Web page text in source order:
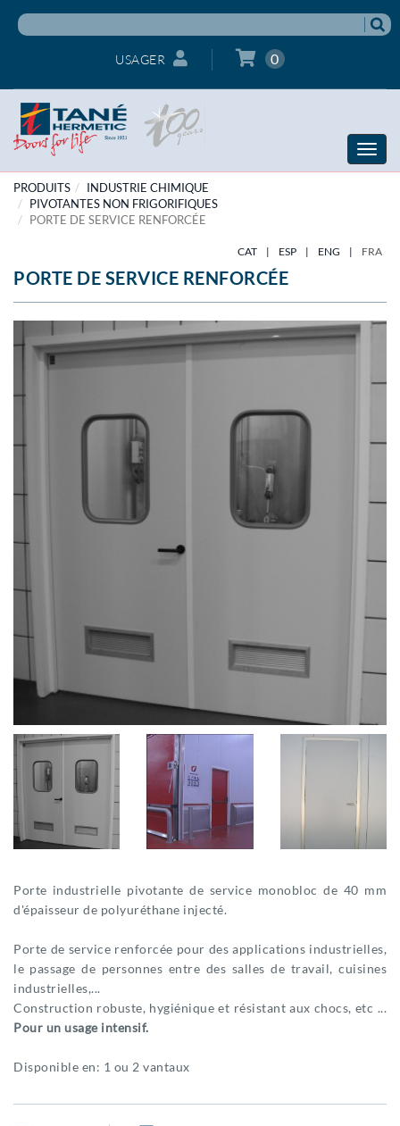
USAGER 0
Toggle
PRODUITS
INDUSTRIE CHIMIQUE
PIVOTANTES NON FRIGORIFIQUES
PORTE DE SERVICE RENFORCÉE
CAT | ESP | ENG | FRA
PORTE DE SERVICE RENFORCÉE
Porte industrielle pivotante de service monobloc de 40 mm
d'épaisseur de polyuréthane injecté.
Porte de service renforcée pour des applications industrielles,
le passage de personnes entre des salles de travail, cuisines
industrielles,...
Construction robuste, hygiénique et résistant aux chocs, etc ...
Pour un usage intensif.
Disponible en: 1 ou 2 vantaux